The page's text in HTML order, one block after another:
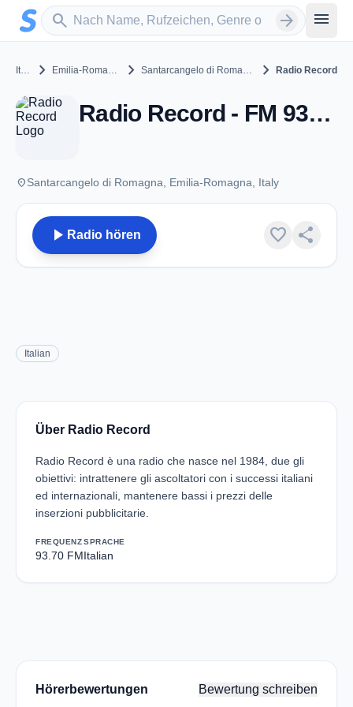
Zum Hauptinhalt springen
search
Sender suchen arrow_forward menu
Italy chevron_right Emilia-Romagna chevron_right Santarcangelo di Romagna chevron_right Radio Record
Radio Record - FM 93.70 - Santarcangelo di Romagna
placeSantarcangelo di Romagna, Emilia-Romagna, Italy
play_arrow Radio hören favorite share
Italian
Über Radio Record
Radio Record è una radio che nasce nel 1984, due gli
obiettivi: intrattenere gli ascoltatori con i successi italiani
ed internazionali, mantenere bassi i prezzi delle
inserzioni pubblicitarie.
FREQUENZ
93.70 FM
SPRACHE
Italian
Hörerbewertungen Bewertung schreiben